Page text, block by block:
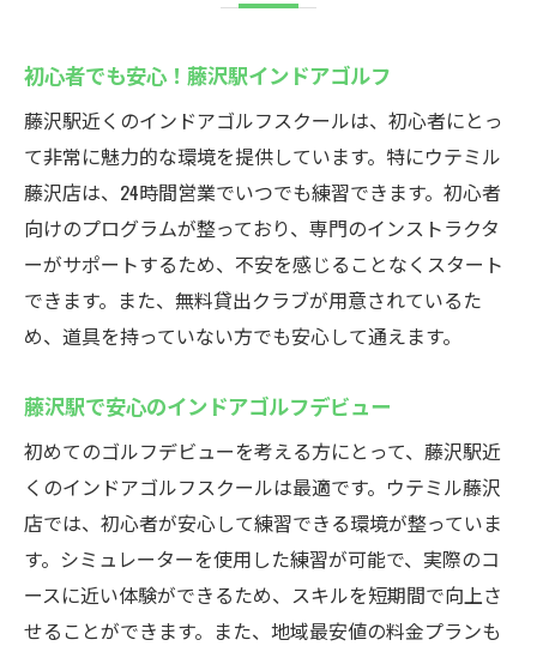
初心者でも安心！藤沢駅インドアゴルフ
藤沢駅近くのインドアゴルフスクールは、初心者にとっ
て非常に魅力的な環境を提供しています。特にウテミル
藤沢店は、24時間営業でいつでも練習できます。初心者
向けのプログラムが整っており、専門のインストラクタ
ーがサポートするため、不安を感じることなくスタート
できます。また、無料貸出クラブが用意されているた
め、道具を持っていない方でも安心して通えます。
藤沢駅で安心のインドアゴルフデビュー
初めてのゴルフデビューを考える方にとって、藤沢駅近
くのインドアゴルフスクールは最適です。ウテミル藤沢
店では、初心者が安心して練習できる環境が整っていま
す。シミュレーターを使用した練習が可能で、実際のコ
ースに近い体験ができるため、スキルを短期間で向上さ
せることができます。また、地域最安値の料金プランも